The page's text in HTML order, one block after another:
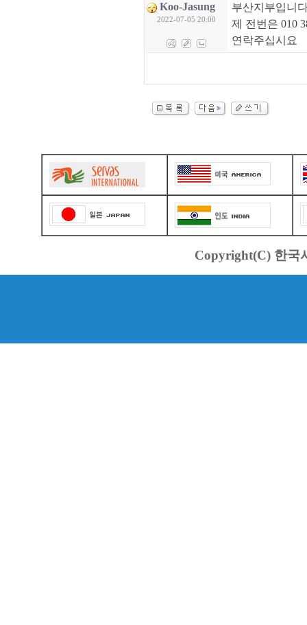
Koo-Jasung
2022-07-05 20:00
부산지부입니
제 전번은 010
연락주십시요
Copyright(C) 한국